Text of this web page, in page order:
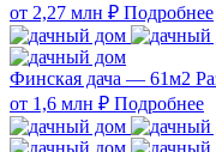
от 2,27 млн ₽ Подробнее
Финская дача — 61м2
от 1,6 млн ₽ Подробнее